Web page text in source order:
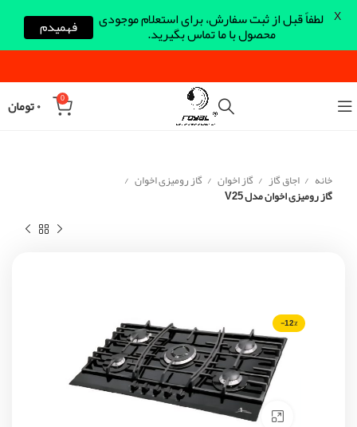
0 ۰تومان
خانه اجاق گاز گاز اخوان گاز رومیزی اخوان
گاز رومیزی اخوان مدل V25
-12%
Click to enlarge
لطفاً قبل از ثبت سفارش، برای استعلام موجودی
محصول با ما تماس بگیرید. فهمیدم X